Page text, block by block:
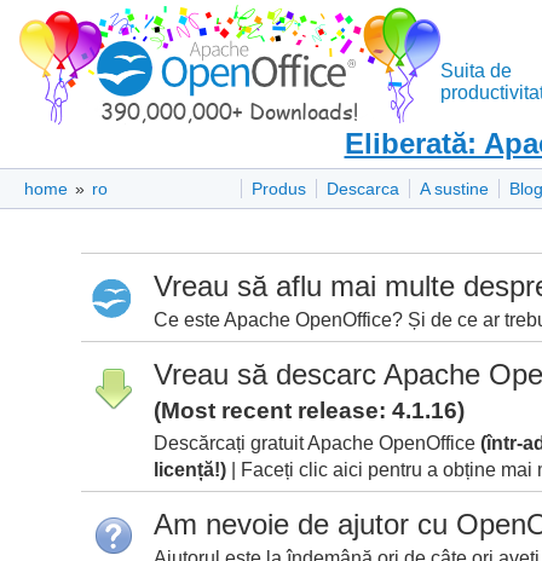
Suita de
Eliberată:
Produs Descarca A sustine Blog
home » ro
Vreau să aflu mai multe
Ce este Apache OpenOffice? Și de ce ar
Vreau să descarc Apache
(Most recent release: 4.1.16)
Descărcați gratuit Apache OpenOffice (într-
licență!)
Faceți clic aici pentru a obține mai
Am nevoie de ajutor cu